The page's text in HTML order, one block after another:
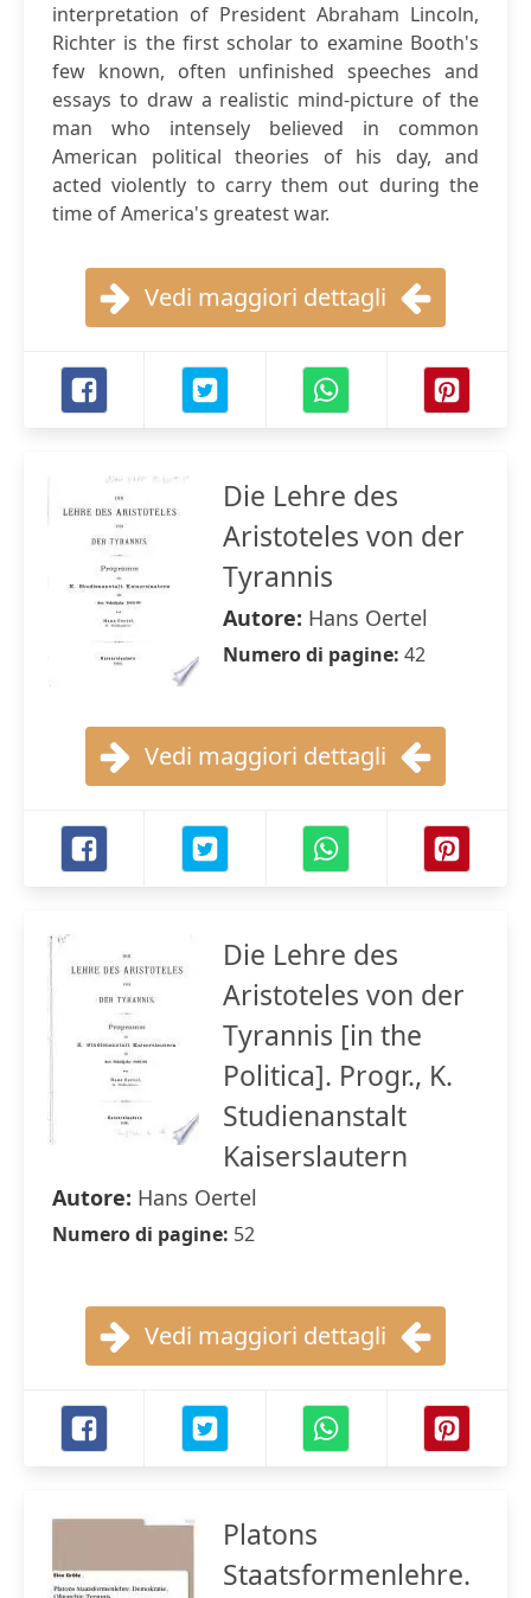
interpretation of President Abraham Lincoln,
Richter is the first scholar to examine Booth's
few known, often unfinished speeches and
essays to draw a realistic mind-picture of the
man who intensely believed in common
American political theories of his day, and
acted violently to carry them out during the
time of America's greatest war.
Vedi maggiori dettagli
Die Lehre des
Aristoteles von der
Tyrannis
Autore: Hans Oertel
Numero di pagine: 42
Vedi maggiori dettagli
Die Lehre des
Aristoteles von der
Tyrannis [in the
Politica]. Progr., K.
Studienanstalt
Kaiserslautern
Autore: Hans Oertel
Numero di pagine: 52
Vedi maggiori dettagli
Platons
Staatsformenlehre.